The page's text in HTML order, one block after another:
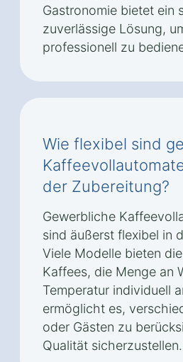
Gastronomie bietet ein
zuverlässige Lösung,
professionell zu
Wie flexibel sind
der Zubereitung?
Gewerbliche
sind äußerst flexibel in
Viele Modelle bieten
Kaffees, die Menge an
Temperatur individuell
ermöglicht es,
oder Gästen zu
Qualität sicherzustellen.